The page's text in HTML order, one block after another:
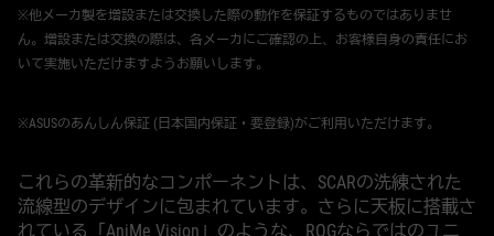
※他メーカ製を増設または交換した際の動作を保証するものではありませ
ん。増設または交換の際は、各メーカにご確認の上、お客様自身の責任にお
いて実施いただけますようお願いします。
※ASUSのあんしん保証 (日本国内保証・要登録)がご利用いただけます。
これらの革新的なコンポーネントは、SCARの洗練された
流線型のデザインに包まれています。さらに天板に搭載さ
れている「AniMe Vision」のような、ROGならではのユニ